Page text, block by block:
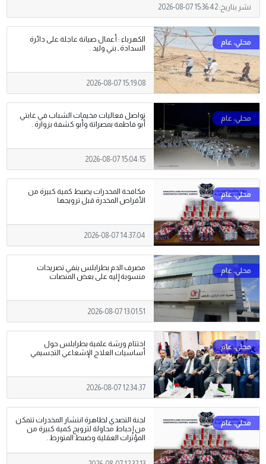
نشر بتاريخ:2026-08-07 15:36:42
الكهرباء : أعمال صيانة عاجلة على دائرة
السدادة ـ بني وليد .
2026-08-07 15:19:08
تواصل فعاليات مخيمات الشباب في غابتي
أبو فاطمة بمصراتة وأبو كشفة بزوارة .
2026-08-07 15:04:15
مكافحة المخدرات يضبط كمية كبيرة من
الأقراص المخدرة قبل ترويجها
2026-08-07 14:37:04
مصرف الدم بطرابلس ينفي تصريحات
منسوبة إليه على بعض المنصات
2026-08-07 13:01:51
اختتام ورشة علمية بطرابلس حول
أساسيات العلاج الإشعاعي التجسيمي
2026-08-07 12:34:37
لجنة التصدي لظاهرة انتشار المخدرات تتمكن
من إحباط محاولة لترويج كمية كبيرة من
المؤثرات العقلية وضبط المتورط .